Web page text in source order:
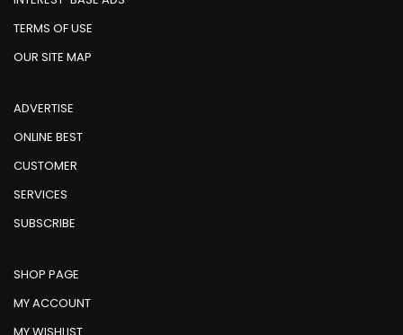
TERMS OF USE
OUR SITE MAP
ADVERTISE
ONLINE BEST
CUSTOMER
SERVICES
SUBSCRIBE
SHOP PAGE
MY ACCOUNT